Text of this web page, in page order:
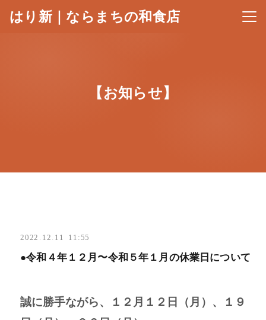
はり新｜ならまちの和食店 メニ
【お知らせ】
2022 . 12 . 11 11:55
●令和４年１２月〜令和５年１月の休業日について
誠に勝手ながら、
１２月１２日（月）、１９